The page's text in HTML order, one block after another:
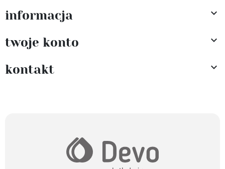
informacja 
twoje konto 
kontakt 